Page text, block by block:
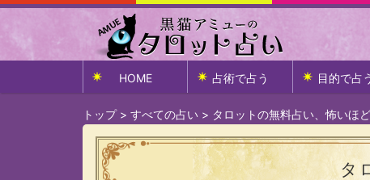
HOME 占術で占う 目的で占
トップ> すべての占い > タロットの無料占い、怖いほ
タ